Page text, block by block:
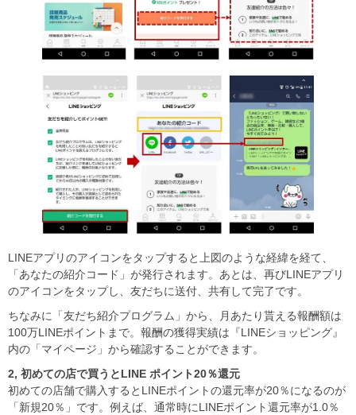
LINEアプリのアイコンをタップすると上図のような経緯を経て、
「あなたの紹介コード」が発行されます。あとは、再びLINEアプリ
のアイコンをタップし、友だちに送付、共有して完了です。
ちなみに「友だち紹介プログラム」から、月あたり貰える報酬額は
100万LINEポイントまで。報酬の獲得実績は『LINEショッピング』
内の「マイページ」から確認することができます。
2, 初めての店で買うとLINE ポイント20％還元
初めての店舗で購入するとLINEポイントの還元率が20％になるのが
「新規20％」です。例えば、通常時にLINEポイント還元率が1.0％